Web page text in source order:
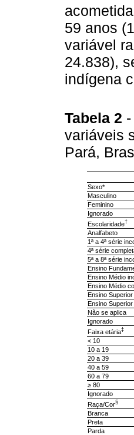
59 anos
variável
24.838),
indígena
Tabela 2
variáveis
Pará,
Sexo*
Masculino
Feminino
Ignorado
Escolaridade†
Analfabeto
1ª a 4ª série
4ª série
5ª a 8ª série
Ensino
Ensino Médio
Ensino Médio
Ensino
Ensino
Não se aplica
Ignorado
Faixa etária‡
< 10
10 a 19
20 a 39
40 a 59
60 a 79
≥ 80
Ignorado
Raça/Cor§
Branca
Preta
Parda